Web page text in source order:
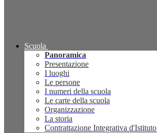
Scuola
Panoramica
Presentazione
I luoghi
Le persone
I numeri della scuola
Le carte della scuola
Organizzazione
La storia
Contrattazione Integrativa d'Istituto